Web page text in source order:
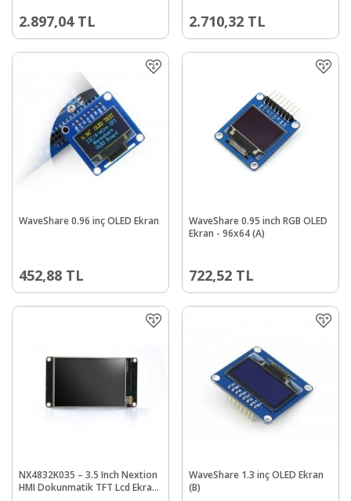
2.897,04TL 2.710,32 TL
WaveShare 0.96 inç OLED Ekran
452,88 TL
WaveShare 0.95 inch RGB OLED
Ekran - 96x64 (A)
722,52 TL
NX4832K035 – 3.5 Inch Nextion
HMI Dokunmatik TFT Lcd Ekran
WaveShare 1.3 inç OLED Ekran
(B)